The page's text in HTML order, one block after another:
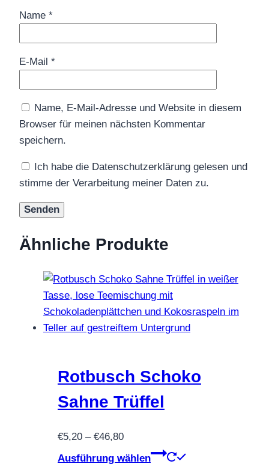
Name *
E-Mail *
Name, E-Mail-Adresse und Website in diesem
Browser für meinen nächsten Kommentar
speichern.
Ich habe die Datenschutzerklärung gelesen und
stimme der Verarbeitung meiner Daten zu.
Ähnliche Produkte
Rotbusch Schoko
Sahne Trüffel
€5,20 – €46,80Preisspanne:
€5,20
Ausführung wählen
Dieses